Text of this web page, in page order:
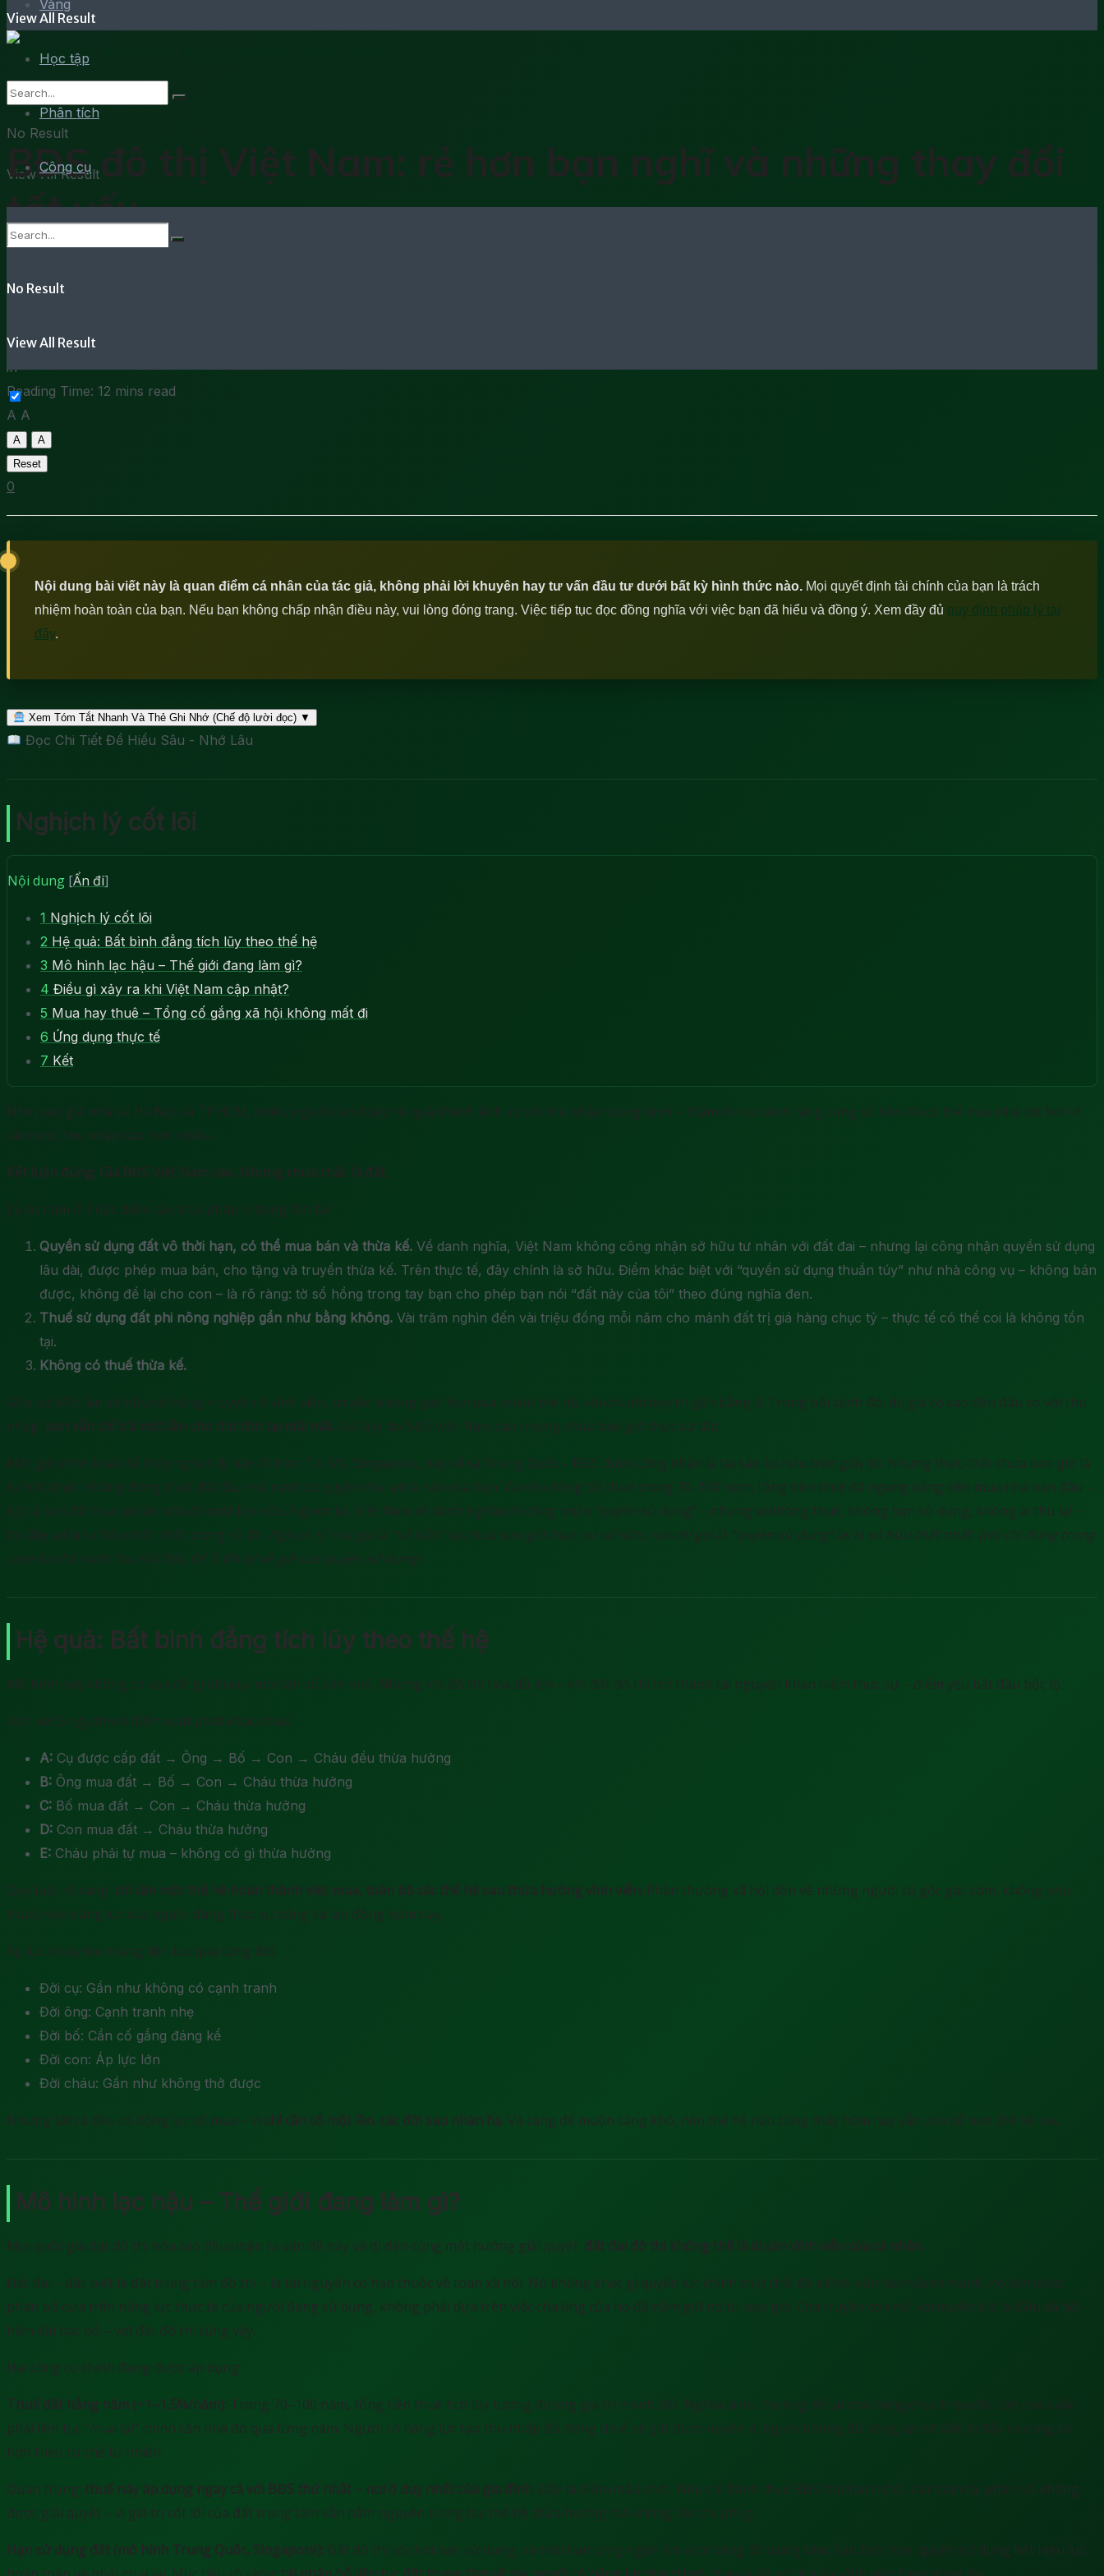
Vàng
Học tập
Phân tích
Công cụ
No Result
View All Result
View All Result
No Result
View All Result
BĐS đô thị Việt Nam: rẻ hơn bạn nghĩ và những thay đổi
tất yếu
29 Tháng 5, 2026
in Phân tích thị trường bất động sản
Reading Time: 12 mins read
A A
A
A
Reset
0
Nội dung bài viết này là quan điểm cá nhân của tác giả, không phải lời khuyên hay tư vấn đầu tư dưới bất kỳ hình thức nào. Mọi quyết định tài chính của bạn là trách
nhiệm hoàn toàn của bạn. Nếu bạn không chấp nhận điều này, vui lòng đóng trang. Việc tiếp tục đọc đồng nghĩa với việc bạn đã hiểu và đồng ý. Xem đầy đủ quy định pháp lý tại
đây.
Xem Tóm Tắt Nhanh Và Thẻ Ghi Nhớ (Chế độ lười đọc) ▼
Đọc Chi Tiết Để Hiểu Sâu - Nhớ Lâu
Nghịch lý cốt lõi
Nội dung [Ẩn đi]
1 Nghịch lý cốt lõi
2 Hệ quả: Bất bình đẳng tích lũy theo thế hệ
3 Mô hình lạc hậu – Thế giới đang làm gì?
4 Điều gì xảy ra khi Việt Nam cập nhật?
5 Mua hay thuê – Tổng cố gắng xã hội không mất đi
6 Ứng dụng thực tế
7 Kết
Nhìn vào giá nhà tại Hà Nội và TP.HCM, nhiều người cảm thấy nó quá chênh lệch so với thu nhập trung bình – thậm chí so sánh rằng cùng số tiền đó có thể mua nhà tốt hơn ở
các nước thu nhập cao hơn nhiều.
Kết luận đúng: Giá BĐS Việt Nam cao. Nhưng chưa chắc là đắt.
Lý do nằm ở 3 đặc điểm cấu trúc pháp lý đang tồn tại:
Quyền sử dụng đất vô thời hạn, có thể mua bán và thừa kế. Về danh nghĩa, Việt Nam không công nhận sở hữu tư nhân với đất đai – nhưng lại công nhận quyền sử dụng
lâu dài, được phép mua bán, cho tặng và truyền thừa kế. Trên thực tế, đây chính là sở hữu. Điểm khác biệt với “quyền sử dụng thuần túy” như nhà công vụ – không bán
được, không để lại cho con – là rõ ràng: tờ sổ hồng trong tay bạn cho phép bạn nói “đất này của tôi” theo đúng nghĩa đen.
Thuế sử dụng đất phi nông nghiệp gần như bằng không. Vài trăm nghìn đến vài triệu đồng mỗi năm cho mảnh đất trị giá hàng chục tỷ – thực tế có thể coi là không tồn
tại.
Không có thuế thừa kế.
Gộp lại: Một lần sở hữu sổ hồng = quyền ở vĩnh viễn, truyền không giới hạn qua nhiều thế hệ, với chi phí duy trì gần bằng 0. Trong bối cảnh đó, dù giá có cao đến đâu so với thu
nhập, bạn vẫn chỉ trả một lần cho thứ tồn tại mãi mãi. Đó là lý do BĐS Việt Nam cao nhưng chưa bao giờ thực sự đắt.
Một góc nhìn khác để thấy nghịch lý này rõ hơn: Tại Mỹ, Singapore, hay kể cả Trung Quốc – BĐS được công nhận là tài sản tư hữu trên giấy tờ. Nhưng thực chất chưa bao giờ là
tư hữu thật. Không đóng thuế đất đủ, nhà nước có quyền thu lại tài sản của bạn. Và nếu đóng đủ thuế trong 70–100 năm, tổng tiền thuế đã ngang bằng tiền mua nhà ban đầu –
tức là bạn đã mua lại căn nhà đó một lần nữa. Ngược lại, Việt Nam về danh nghĩa chỉ công nhận “quyền sử dụng” – nhưng vì không thuế, không hạn sử dụng, không ai thu lại –
thì đây lại là tư hữu thật nhất trong số đó. Nghịch lý: nơi gọi là “sở hữu” lại chưa bao giờ thực sự sở hữu, nơi chỉ gọi là “quyền sử dụng” lại là sở hữu thật nhất. (Nó chỉ đúng trong
case bị nhà nước thu hồi đất, thì ở VN lại về giá của quyền sử dụng)
Hệ quả: Bất bình đẳng tích lũy theo thế hệ
Mô hình này không có vấn đề gì khi quy mô dân số còn nhỏ. Nhưng khi đô thị hóa đủ lớn – khi đất đô thị trở thành tài nguyên khan hiếm thực sự – điểm yếu bắt đầu bộc lộ.
Xem xét 5 người với điểm xuất phát khác nhau:
A: Cụ được cấp đất → Ông → Bố → Con → Cháu đều thừa hưởng
B: Ông mua đất → Bố → Con → Cháu thừa hưởng
C: Bố mua đất → Con → Cháu thừa hưởng
D: Con mua đất → Cháu thừa hưởng
E: Cháu phải tự mua – không có gì thừa hưởng
Quy luật rõ ràng: chỉ cần một thế hệ hoàn thành việc mua, toàn bộ các thế hệ sau thừa hưởng vĩnh viễn. Phần thưởng xã hội dồn về những người có gốc gác sớm, không phụ
thuộc vào năng lực của người đang thực sự sống và lao động hôm nay.
Áp lực vì vậy leo thang liên tục qua từng đời:
Đời cụ: Gần như không có cạnh tranh
Đời ông: Cạnh tranh nhẹ
Đời bố: Cần cố gắng đáng kể
Đời con: Áp lực lớn
Đời cháu: Gần như không thở được
Nhưng tất cả đều có động lực cố mua – vì chỉ cần cố một lần, các đời sau nhàn hạ. Và càng để muộn càng khó, nên thế hệ nào cũng thấy hôm nay vẫn còn dễ hơn thế hệ sau.
Mô hình lạc hậu – Thế giới đang làm gì?
Mọi quốc gia đạt đô thị hóa cao đều nhận ra vấn đề này và đi đến cùng một hướng giải quyết: đất đai đô thị không thể là di sản vĩnh viễn của cá nhân.
Đất đai – đặc biệt là đất trung tâm đô thị – là tài nguyên có hạn thuộc về toàn xã hội. Nó không khác gì quyền lực chính trị ở chỗ: để xã hội vận hành lành mạnh, nó cần được
phân bổ dựa trên năng lực thực tế của người đang sử dụng, không phải dựa trên việc cha ông của họ đã nắm giữ nó từ bao giờ. Cha truyền con nối với quyền lực là điều xã hội
hiện đại bác bỏ – với đất đô thị cũng vậy.
Hai công cụ chính đang được áp dụng:
Thuế đất hằng năm (~1–1,5%/năm): Trong 70–100 năm, tổng tiền thuế tích lũy tương đương giá trị mảnh đất. Nghĩa là dù cha ông để lại nhà hàng chục triệu đô, con cháu vẫn
phải liên tục “mua lại” chính căn nhà đó qua từng năm. Người có năng lực tạo thu nhập đủ đóng thuế sẽ giữ được quyền ở; người không đủ năng lực sẽ dần bị đẩy ra vùng xa
hơn theo cơ chế tự nhiên.
Quan trọng: thuế này áp dụng ngay cả với BĐS thứ nhất – nơi ở duy nhất của gia đình. Đây là điểm mấu chốt. Nếu chỉ đánh thuế BĐS thứ hai trở đi, bài toán tái phân bổ không
được giải quyết – vì giá trị cốt lõi của đất trung tâm vẫn nằm nguyên trong tay thế hệ thừa hưởng mà không tốn chi phí gì.
Hạn sử dụng đất (mô hình Trung Quốc, Singapore): Đất đô thị có thời hạn sử dụng, và thời hạn càng ngắn khi vị trí càng lõi trung tâm. Sau thời hạn, quyền sử dụng hết hiệu lực